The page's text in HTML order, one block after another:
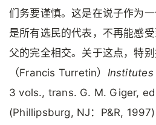
们务要谨慎。这是在说子作为
是所有选民的代表，不再能感
父的完全相交。关于这点，特
（Francis Turretin） Institutes
3 vols., trans. G. M. Giger,
(Phillipsburg, NJ：P&R,